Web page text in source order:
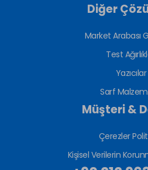
Diğer
Market Arabası
Test
Yazıcılar
Sarf
Müşteri &
Çerezler
Kişisel Verilerin